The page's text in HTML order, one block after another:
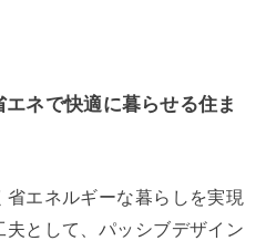
ネで快適に暮らせる住ま
エネルギーな暮らしを実現
として、パッシブデザイン